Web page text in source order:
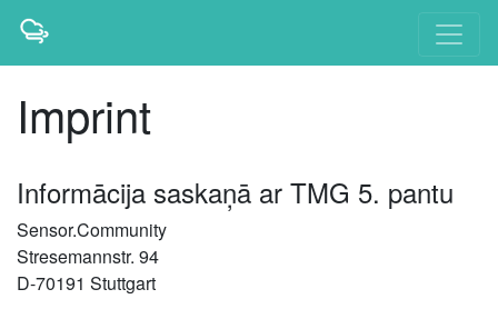
Imprint
Informācija saskaņā ar TMG 5. pantu
Sensor.Community
Stresemannstr. 94
D-70191 Stuttgart